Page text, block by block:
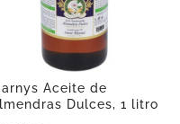
Aceite de
Dulces, 1 litro